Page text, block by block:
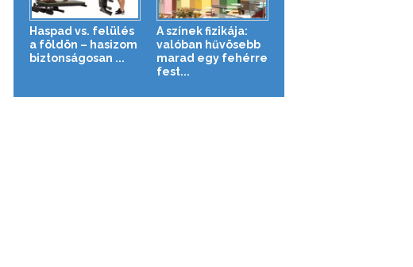
Haspad vs. felülés
a földön – hasizom
biztonságosan ...
A színek fizikája:
valóban hűvösebb
marad egy fehérre
fest...